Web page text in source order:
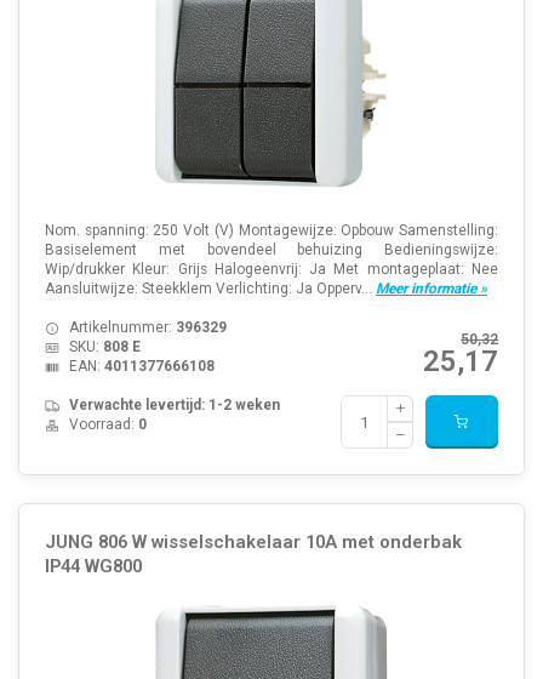
Nom. spanning: 250 Volt (V) Montagewijze: Opbouw Samenstelling:
Basiselement met bovendeel behuizing Bedieningswijze:
Wip/drukker Kleur: Grijs Halogeenvrij: Ja Met montageplaat: Nee
Aansluitwijze: Steekklem Verlichting: Ja Opperv... Meer informatie »
50,32
25,17
Artikelnummer: 396329
SKU: 808 E
EAN: 4011377666108
Verwachte levertijd: 1-2 weken
Voorraad: 0
JUNG 806 W wisselschakelaar 10A met onderbak
IP44 WG800